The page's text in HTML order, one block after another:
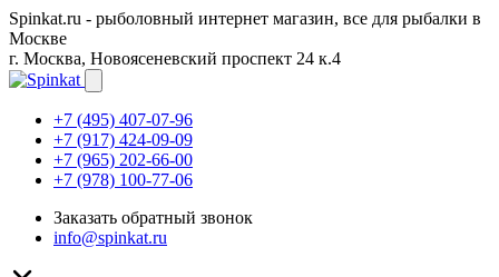
Spinkat.ru - рыболовный интернет магазин, все для рыбалки в
Москве
г. Москва, Новоясеневский проспект 24 к.4
+7 (495) 407-07-96
+7 (917) 424-09-09
+7 (965) 202-66-00
+7 (978) 100-77-06
Заказать обратный звонок
info@spinkat.ru